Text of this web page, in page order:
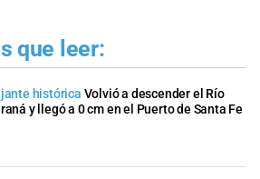
que leer:
histórica Volvió a descender el Río
y llegó a 0 cm en el Puerto de Santa Fe